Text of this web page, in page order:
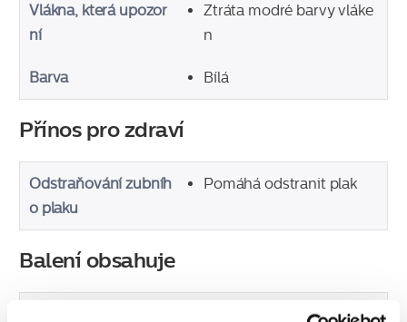
Vlákna, která upozor
ní
Ztráta modré barvy vláke
n
Barva Bílá
Přínos pro zdraví
Odstraňování zubníh
o plaku
Pomáhá odstranit plak
Balení obsahuje
4 ks Sensitive S, standard